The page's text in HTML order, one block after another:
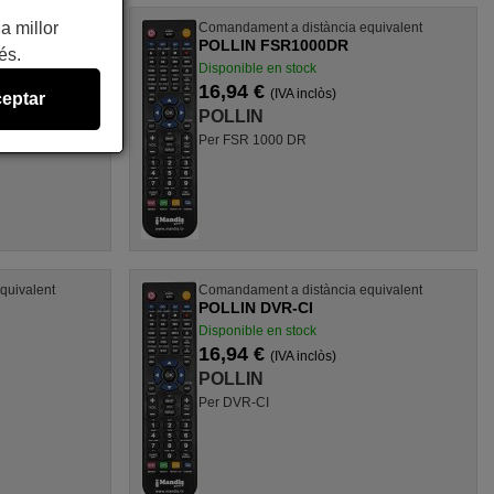
Comandament a distància equivalent
POLLIN FSR1000DR
Disponible en stock
16,94 € (IVA inclòs)
POLLIN
Per FSR 1000 DR
Comandament a distància equivalent
POLLIN DVR-CI
Disponible en stock
16,94 € (IVA inclòs)
POLLIN
Per DVR-CI
millor